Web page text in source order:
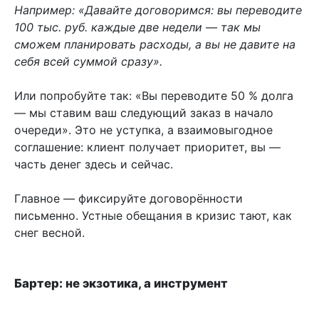
Например: «Давайте договоримся: вы переводите
100 тыс. руб. каждые две недели — так мы
сможем планировать расходы, а вы не давите на
себя всей суммой сразу».
Или попробуйте так: «Вы переводите 50 % долга
— мы ставим ваш следующий заказ в начало
очереди». Это не уступка, а взаимовыгодное
соглашение: клиент получает приоритет, вы —
часть денег здесь и сейчас.
Главное — фиксируйте договорённости
письменно. Устные обещания в кризис тают, как
снег весной.
Бартер: не экзотика, а инструмент